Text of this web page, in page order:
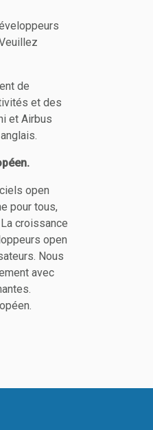
de
et des
et Airbus
open
pour tous,
croissance
open
Nous
avec